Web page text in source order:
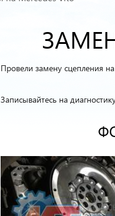
Провели замену сцепления
Записывайтесь на